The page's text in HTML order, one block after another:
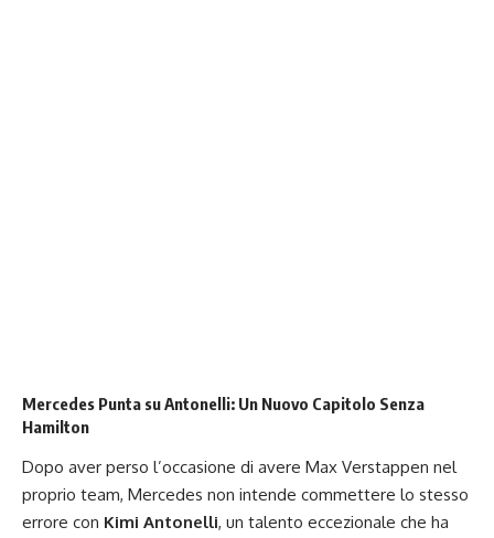
Mercedes Punta su Antonelli: Un Nuovo Capitolo Senza
Hamilton
Dopo aver perso l’occasione di avere Max Verstappen nel
proprio team, Mercedes non intende commettere lo stesso
errore con Kimi Antonelli, un talento eccezionale che ha